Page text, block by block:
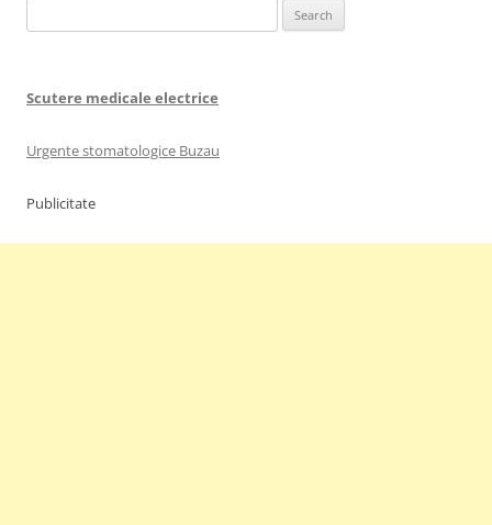
for:
Scutere medicale electrice
Urgente stomatologice Buzau
Publicitate